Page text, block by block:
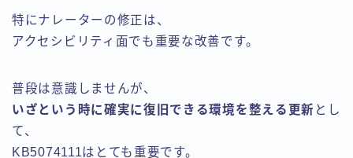
特にナレーターの修正は、
アクセシビリティ面でも重要な改善です。
普段は意識しませんが、
いざという時に確実に復旧できる環境を整える更新 とし
て、
KB5074111はとても重要です。